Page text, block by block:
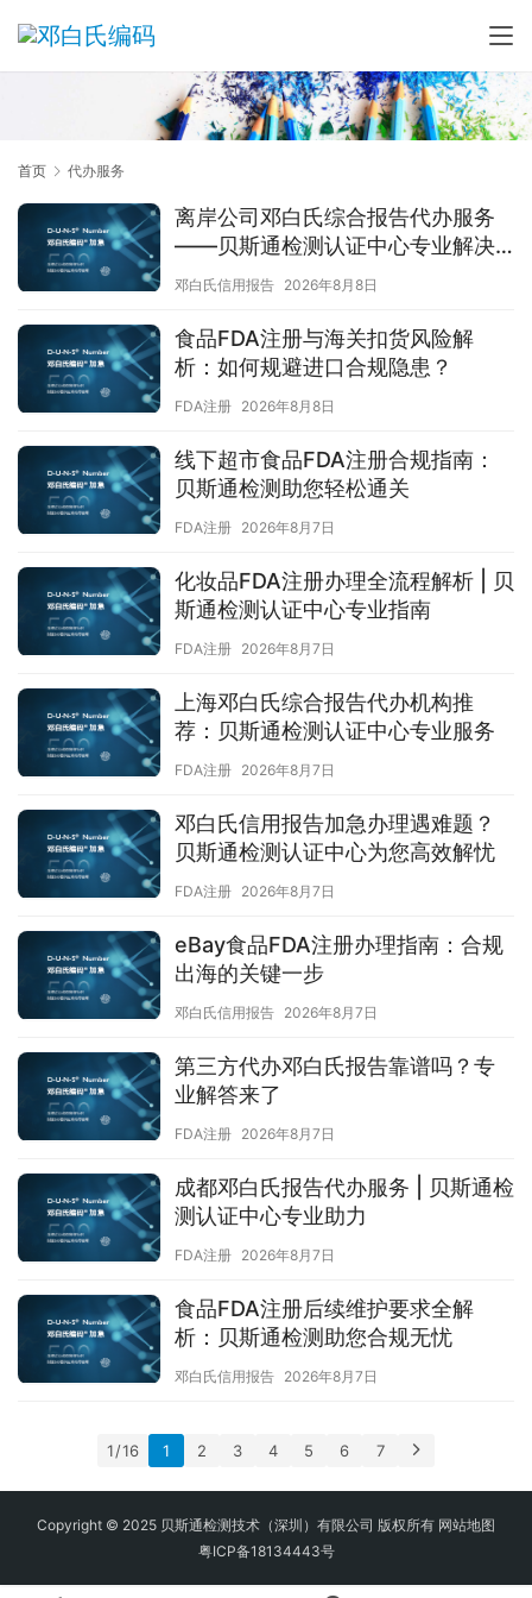
首页 代办服务
离岸公司邓白氏综合报告代办服务
——贝斯通检测认证中心专业解决
方案
邓白氏信用报告 2026年8月8日
食品FDA注册与海关扣货风险解
析：如何规避进口合规隐患？
FDA注册 2026年8月8日
线下超市食品FDA注册合规指南：
贝斯通检测助您轻松通关
FDA注册 2026年8月7日
化妆品FDA注册办理全流程解析 | 贝
斯通检测认证中心专业指南
FDA注册 2026年8月7日
上海邓白氏综合报告代办机构推
荐：贝斯通检测认证中心专业服务
FDA注册 2026年8月7日
邓白氏信用报告加急办理遇难题？
贝斯通检测认证中心为您高效解忧
FDA注册 2026年8月7日
eBay食品FDA注册办理指南：合规
出海的关键一步
邓白氏信用报告 2026年8月7日
第三方代办邓白氏报告靠谱吗？专
业解答来了
FDA注册 2026年8月7日
成都邓白氏报告代办服务 | 贝斯通检
测认证中心专业助力
FDA注册 2026年8月7日
食品FDA注册后续维护要求全解
析：贝斯通检测助您合规无忧
邓白氏信用报告 2026年8月7日
1 / 16 1 2 3 4 5 6 7
Copyright © 2025 贝斯通检测技术（深圳）有限公司 版权所有 网站地图
粤ICP备18134443号